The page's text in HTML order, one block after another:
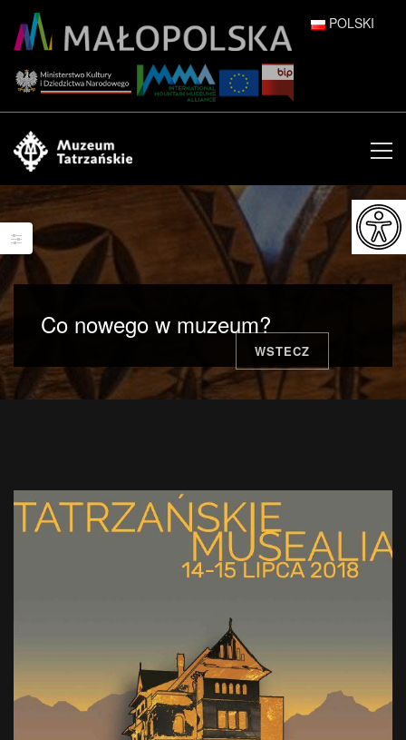
POLSKI
ENGLISH
ESPAÑOL
FRANÇAIS
ITALIANO
日本語
Co nowego w muzeum?
WSTECZ